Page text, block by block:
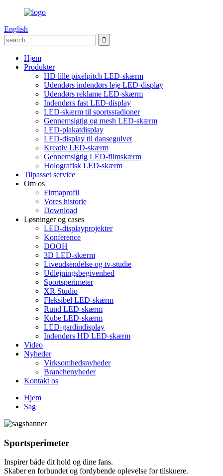
English
Hjem
Produkter
HD lille pixelpitch LED-skærm
Udendørs indendørs leje LED-display
Udendørs reklame LED-skærm
Indendørs fast LED-display
LED-skærm til sportsstadioner
Gennemsigtig og mesh LED-skærm
LED-plakatdisplay
LED-display til dansegulvet
Kreativ LED-skærm
Gennemsigtig LED-filmskærm
Holografisk LED-skærm
Tilpasset service
Om os
Firmaprofil
Vores historie
Download
Løsninger og cases
LED-displayprojekter
Konference
DOOH
3D LED-skærm
Liveudsendelse og tv-studie
Udlejningsbegivenhed
Sportsperimeter
XR Studio
Fleksibel LED-skærm
Rund LED-skærm
Kube LED-skærm
LED-gardindisplay
Indendørs HD LED-skærm
Video
Nyheder
Virksomhedsnyheder
Branchenyheder
Kontakt os
Hjem
Sag
Sportsperimeter
Inspirer både dit hold og dine fans.
Skaber en forbundet og fordybende oplevelse for tilskuere.